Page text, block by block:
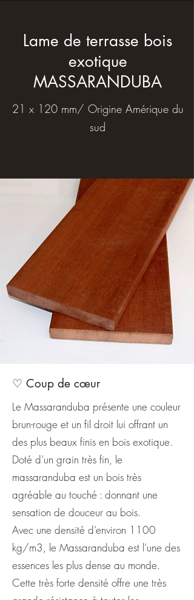
Lame de terrasse bois
exotique
MASSARANDUBA
21 x 120 mm/ Origine Amérique du
sud
♡ Coup de cœur
Le Massaranduba présente une couleur
brun-rouge et un fil droit lui offrant un
des plus beaux finis en bois exotique.
Doté d’un grain très fin, le
massaranduba est un bois très
agréable au touché : donnant une
sensation de douceur au bois.
Avec une densité d’environ 1100
kg/m3, le Massaranduba est l’une des
essences les plus dense au monde.
Cette très forte densité offre une très